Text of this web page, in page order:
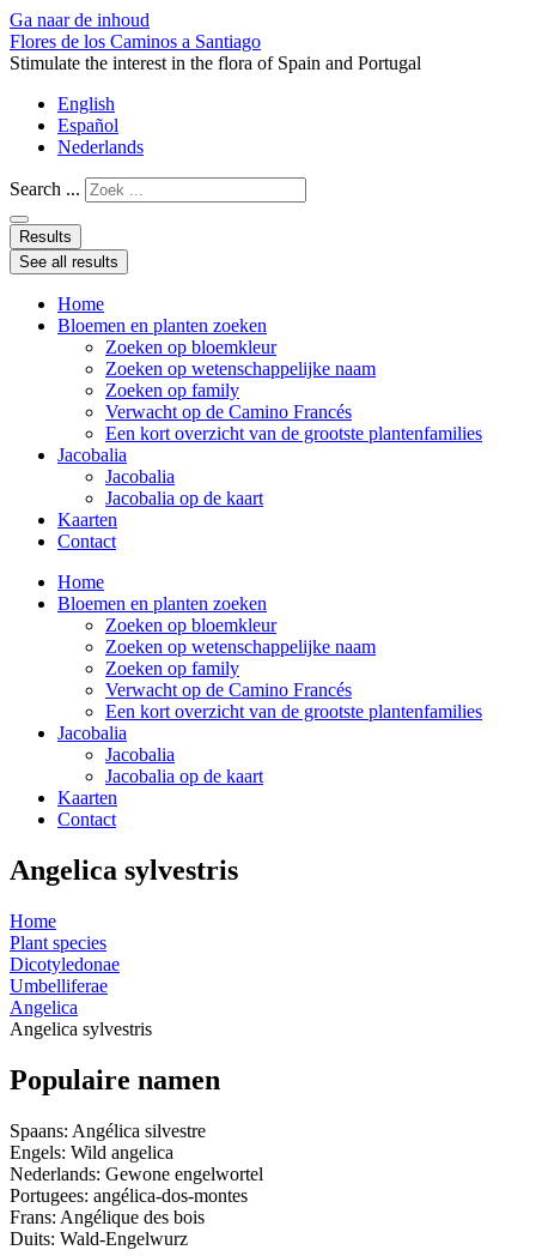
Ga naar de inhoud
Flores de los Caminos a Santiago
Stimulate the interest in the flora of Spain and Portugal
English
Español
Nederlands
Search ...
Results
See all results
Home
Bloemen en planten zoeken
Zoeken op bloemkleur
Zoeken op wetenschappelijke naam
Zoeken op family
Verwacht op de Camino Francés
Een kort overzicht van de grootste plantenfamilies
Jacobalia
Jacobalia
Jacobalia op de kaart
Kaarten
Contact
Home
Bloemen en planten zoeken
Zoeken op bloemkleur
Zoeken op wetenschappelijke naam
Zoeken op family
Verwacht op de Camino Francés
Een kort overzicht van de grootste plantenfamilies
Jacobalia
Jacobalia
Jacobalia op de kaart
Kaarten
Contact
Angelica sylvestris
Home
Plant species
Dicotyledonae
Umbelliferae
Angelica
Angelica sylvestris
Populaire namen
Spaans: Angélica silvestre
Engels: Wild angelica
Nederlands: Gewone engelwortel
Portugees: angélica-dos-montes
Frans: Angélique des bois
Duits: Wald-Engelwurz